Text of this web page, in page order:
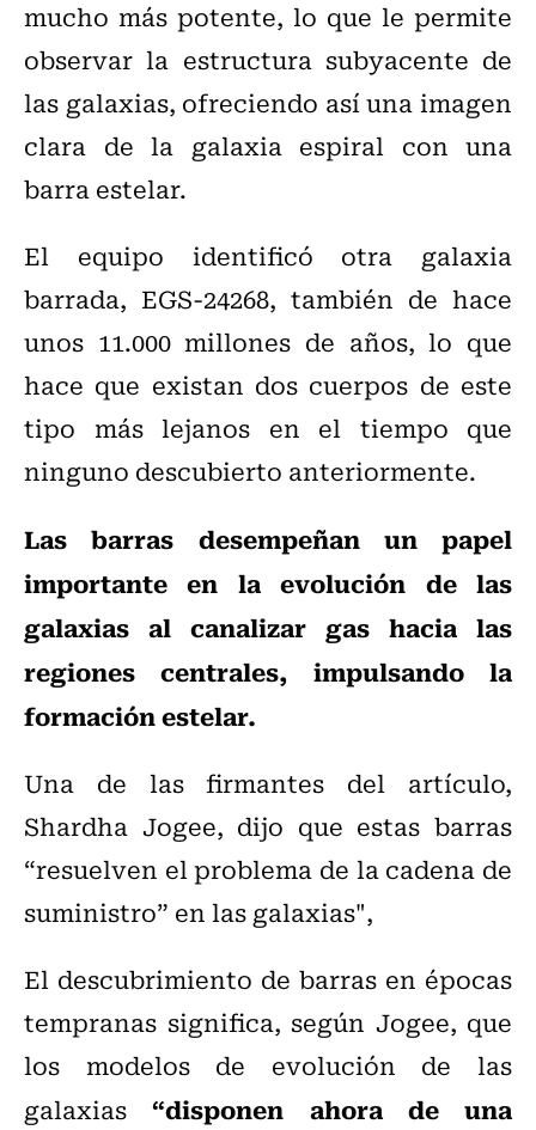
mucho más potente, lo que le permite
observar la estructura subyacente de
las galaxias, ofreciendo así una imagen
clara de la galaxia espiral con una
barra estelar.
El equipo identificó otra galaxia
barrada, EGS-24268, también de hace
unos 11.000 millones de años, lo que
hace que existan dos cuerpos de este
tipo más lejanos en el tiempo que
ninguno descubierto anteriormente.
Las barras desempeñan un papel
importante en la evolución de las
galaxias al canalizar gas hacia las
regiones centrales, impulsando la
formación estelar.
Una de las firmantes del artículo,
Shardha Jogee, dijo que estas barras
“resuelven el problema de la cadena de
suministro” en las galaxias",
El descubrimiento de barras en épocas
tempranas significa, según Jogee, que
los modelos de evolución de las
galaxias“disponen ahora de una